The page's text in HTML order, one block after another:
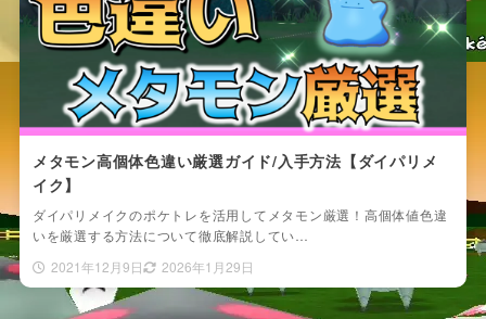
メタモン高個体色違い厳選ガイド/入手方法【ダイパリメ
イク】
ダイパリメイクのポケトレを活用してメタモン厳選！高個体値色違
いを厳選する方法について徹底解説してい…
2021年12月9日
2026年1月29日